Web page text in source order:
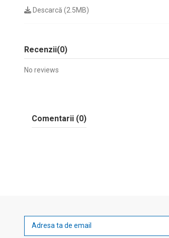
Descarcă (2.5MB)
Recenzii(0)
No reviews
Comentarii (0)